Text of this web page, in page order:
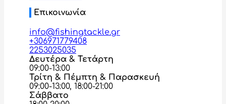
Επικοινωνία
info@fishingtackle.gr
+306971779408
2253025035
Δευτέρα & Τετάρτη
09:00-13:00
Τρίτη & Πέμπτη & Παρασκευή
09:00-13:00, 18:00-21:00
Σάββατο